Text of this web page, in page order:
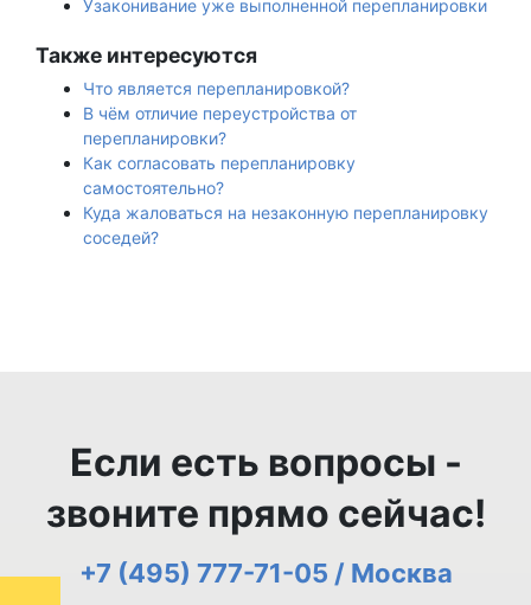
Узаконивание уже выполненной перепланировки
Также интересуются
Что является перепланировкой?
В чём отличие переустройства от
перепланировки?
Как согласовать перепланировку
самостоятельно?
Куда жаловаться на незаконную перепланировку
соседей?
Если есть вопросы -
звоните прямо сейчас!
+7 (495) 777-71-05 / Москва